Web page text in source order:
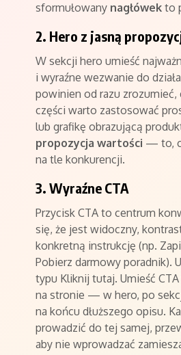
sformułowany nagłówek to
2. Hero z jasną
W sekcji hero umieść
i wyraźne wezwanie do
powinien od razu zrozumieć,
części warto zastosować
lub grafikę obrazującą
propozycja wartości — to,
na tle konkurencji.
3. Wyraźne CTA
Przycisk CTA to centrum
się, że jest widoczny,
konkretną instrukcję (np.
Pobierz darmowy poradnik).
typu Kliknij tutaj. Umieść
na stronie — w hero, po
na końcu dłuższego opisu.
prowadzić do tej samej,
aby nie wprowadzać